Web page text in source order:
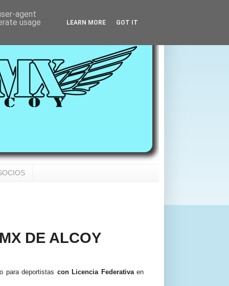
DE ALCOY
para deportistas con Licencia Federativaen
agent
usage
LEARN MORE GOT IT